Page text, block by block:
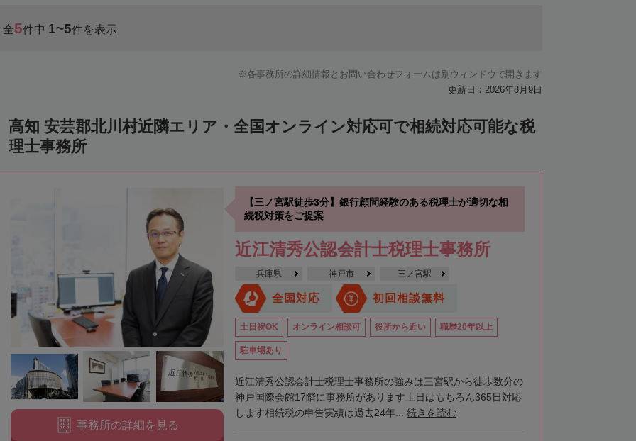
全5件中 1~5件を表示
各事務所の詳細情報とお問い合わせフォームは別ウィンドウで開きます
更新日：2026年8月9日
高知 安芸郡北川村近隣エリア・全国オンライン対応可で相続対応可能な税
理士事務所
【三ノ宮駅徒歩3分】銀行顧問経験のある税理士が適切な相
続税対策をご提案
近江清秀公認会計士税理士事務所
兵庫県 神戸市 三ノ宮駅
全国対応 初回相談無料
土日祝OK オンライン相談可 役所から近い 職歴20年以上
駐車場あり
近江清秀公認会計士税理士事務所の強みは三宮駅から徒歩数分の
神戸国際会館17階に事務所があります土日はもちろん365日対応
します相続税の申告実績は過去24年... 続きを読む
事務所の詳細を見る